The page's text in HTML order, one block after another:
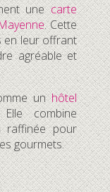
unecarte
. Cette
en leur offrant
agréable et
unhôtel
combine
raffinée pour
gourmets.